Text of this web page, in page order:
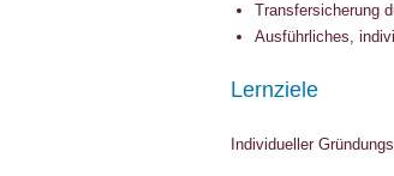
Transfersicherung
Ausführliches,
Lernziele
Individueller